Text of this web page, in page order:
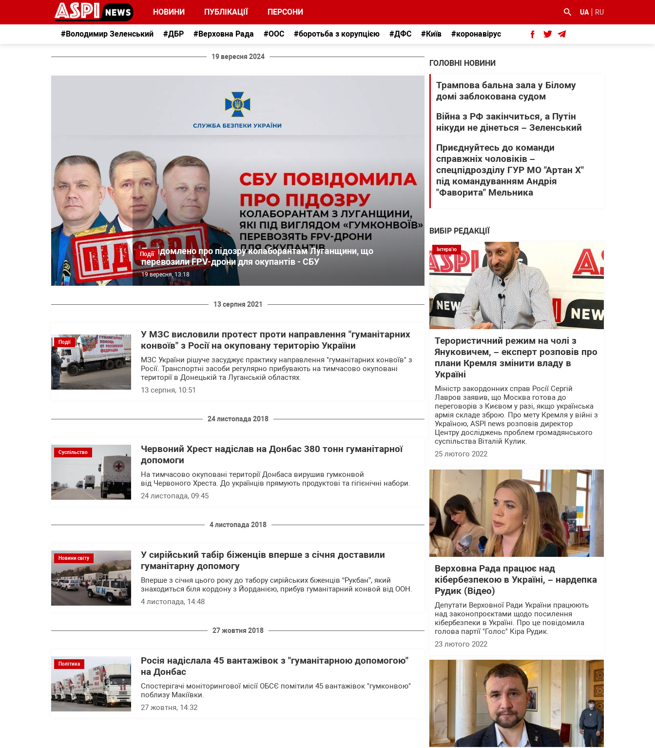
НОВИНИ ПУБЛІКАЦІЇ ПЕРСОНИ UA RU
#Володимир Зеленський #ДБР #Верховна Рада #ООС #боротьба з корупцією #ДФС #Київ #коронавірус
19 вересня 2024
Події
Повідомлено про підозру колаборантам Луганщини, що
перевозили FPV-дрони для окупантів - СБУ
19 вересня, 13:18
13 серпня 2021
Події
У МЗС висловили протест проти направлення "гуманітарних
конвоїв" з Росії на окуповану територію України
МЗС України рішуче засуджує практику направлення "гуманітарних конвоїв" з
Росії. Транспортні засоби регулярно прибувають на тимчасово окуповані
території в Донецькій та Луганській областях.
13 серпня, 10:51
24 листопада 2018
Суспільство
Червоний Хрест надіслав на Донбас 380 тонн гуманітарної
допомоги
На тимчасово окуповані території Донбаса вирушив гумконвой
від Червоного Хреста. До українців прямують продуктові та гігієнічні набори.
24 листопада, 09:45
4 листопада 2018
Новини світу
У сирійський табір біженців вперше з січня доставили
гуманітарну допомогу
Вперше з січня цього року до табору сирійських біженців “Рукбан”, який
знаходиться біля кордону з Йорданією, прибув гуманітарний конвой від ООН.
4 листопада, 14:48
27 жовтня 2018
Політика
Росія надіслала 45 вантажівок з "гуманітарною допомогою"
на Донбас
Спостерігачі моніторингової місії ОБСЄ помітили 45 вантажівок "гумконвою"
поблизу Макіївки.
27 жовтня, 14:32
ГОЛОВНІ НОВИНИ
Трампова бальна зала у Білому
домі заблокована судом
Війна з РФ закінчиться, а Путін
нікуди не дінеться – Зеленський
Приєднуйтесь до команди
справжніх чоловіків –
спецпідрозділу ГУР МО "Артан Х"
під командуванням Андрія
"Фаворита" Мельника
ВИБІР РЕДАКЦІЇ
Інтерв'ю
Терористичний режим на чолі з
Януковичем, – експерт розповів про
плани Кремля змінити владу в
Україні
Міністр закордонних справ Росії Сергій
Лавров заявив, що Москва готова до
переговорів з Києвом у разі, якщо українська
армія складе зброю. Про мету Кремля у війні з
Україною, ASPI news розповів директор
Центру досліджень проблем громадянського
суспільства Віталій Кулик.
25 лютого 2022
Верховна Рада працює над
кібербезпекою в Україні, – нардепка
Рудик (Відео)
Депутати Верховної Ради України працюють
над законопроєктами щодо посилення
кібербезпеки в Україні. Про це повідомила
голова партії "Голос" Кіра Рудик.
23 лютого 2022